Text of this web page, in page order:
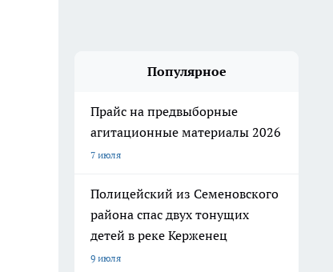
Популярное
Прайс на предвыборные
агитационные материалы 2026
7 июля
Полицейский из Семеновского
района спас двух тонущих
детей в реке Керженец
9 июля